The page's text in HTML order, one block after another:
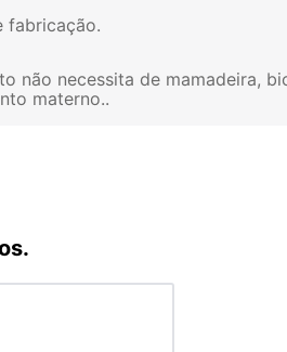
fabricação
não necessita de mamadeira,
materno.